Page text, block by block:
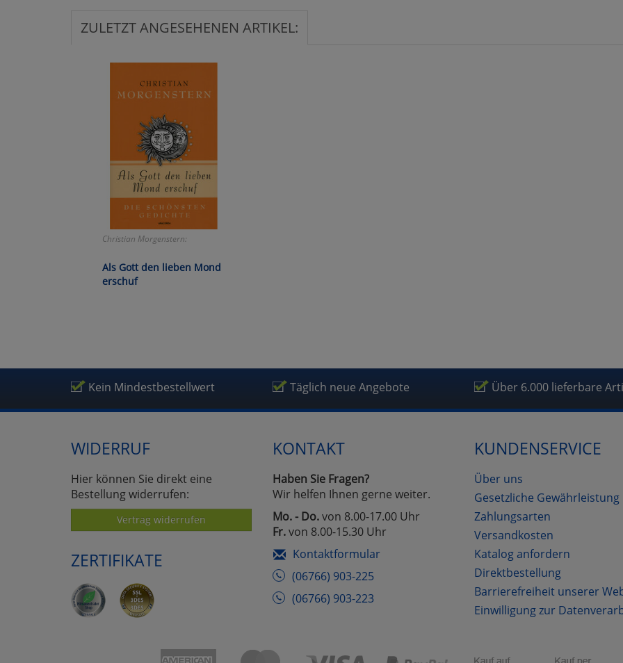
ZULETZT ANGESEHENEN ARTIKEL:
Christian Morgenstern:
Als Gott den lieben Mond
erschuf
Kein Mindestbestellwert Täglich neue Angebote Über 6.000 lieferbare
WIDERRUF
Hier können Sie direkt eine
Bestellung widerrufen:
Vertrag widerrufen
ZERTIFIKATE
KONTAKT
Haben Sie Fragen?
Wir helfen Ihnen gerne weiter.
Mo. - Do.von 8.00-17.00 Uhr
Fr.von 8.00-15.30 Uhr
Kontaktformular
(06766) 903-225
(06766) 903-223
KUNDENSERVICE
Über uns
Gesetzliche Gewährleistung
Zahlungsarten
Versandkosten
Katalog anfordern
Direktbestellung
Barrierefreiheit unserer
Einwilligung zur